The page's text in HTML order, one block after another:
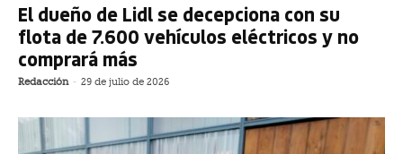
El dueño de Lidl se decepciona con su
flota de 7.600 vehículos eléctricos y no
comprará más
Redacción - 29 de julio de 2026